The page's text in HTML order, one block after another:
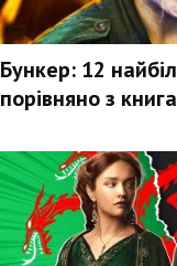
Бункер: 12
порівняно з